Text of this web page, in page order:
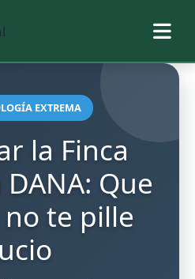
EXTREMA
la Finca
Que
te pille